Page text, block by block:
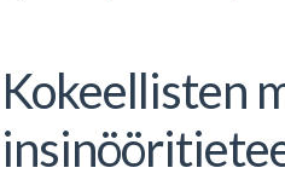
Kokeellisten